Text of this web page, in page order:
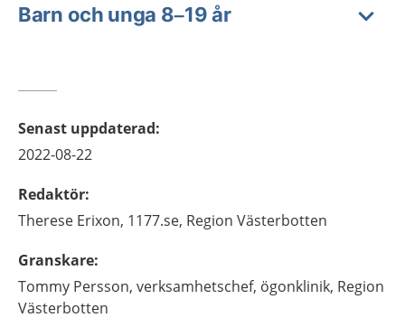
Barn och unga 8–19 år
Senast uppdaterad:
2022-08-22
Redaktör:
Therese Erixon, 1177.se, Region Västerbotten
Granskare:
Tommy Persson, verksamhetschef, ögonklinik, Region
Västerbotten